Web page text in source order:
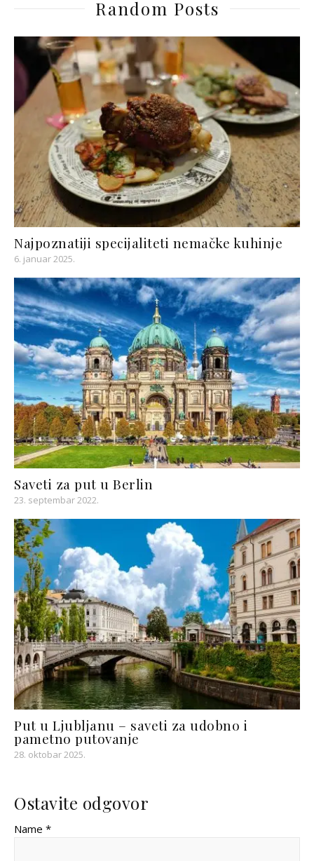
Random Posts
Najpoznatiji specijaliteti nemačke kuhinje
6. januar 2025.
Saveti za put u Berlin
23. septembar 2022.
Put u Ljubljanu – saveti za udobno i
pametno putovanje
28. oktobar 2025.
Ostavite odgovor
Name *